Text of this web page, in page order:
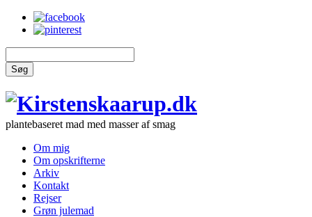
Søg
plantebaseret mad med masser af smag
Om mig
Om opskrifterne
Arkiv
Kontakt
Rejser
Grøn julemad